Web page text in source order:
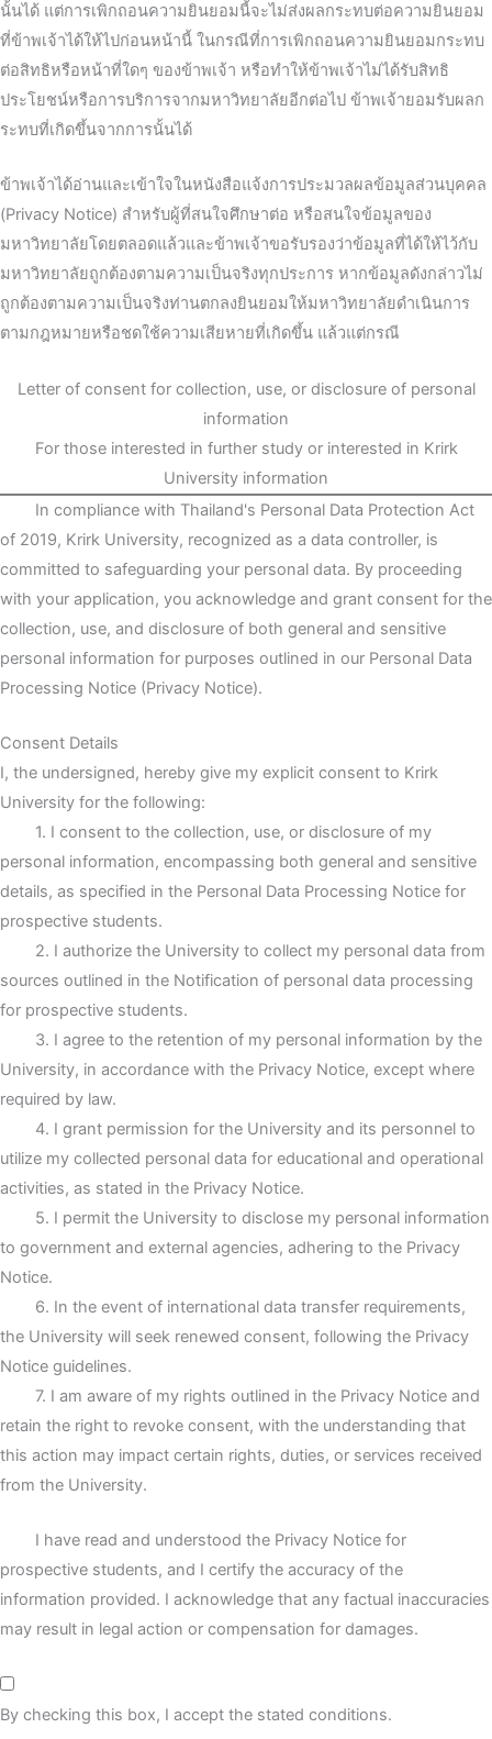
นั้นได้ แต่การเพิกถอนความยินยอมนี้จะไม่ส่งผลกระทบต่อความยินยอม
ที่ข้าพเจ้าได้ให้ไปก่อนหน้านี้ ในกรณีที่การเพิกถอนความยินยอมกระทบ
ต่อสิทธิหรือหน้าที่ใดๆ ของข้าพเจ้า หรือทำให้ข้าพเจ้าไม่ได้รับสิทธิ
ประโยชน์หรือการบริการจากมหาวิทยาลัยอีกต่อไป ข้าพเจ้ายอมรับผลก
ระทบที่เกิดขึ้นจากการนั้นได้
ข้าพเจ้าได้อ่านและเข้าใจในหนังสือแจ้งการประมวลผลข้อมูลส่วนบุคคล
(Privacy Notice) สำหรับผู้ที่สนใจศึกษาต่อ หรือสนใจข้อมูลของ
มหาวิทยาลัยโดยตลอดแล้วและข้าพเจ้าขอรับรองว่าข้อมูลที่ได้ให้ไว้กับ
มหาวิทยาลัยถูกต้องตามความเป็นจริงทุกประการ หากข้อมูลดังกล่าวไม่
ถูกต้องตามความเป็นจริงท่านตกลงยินยอมให้มหาวิทยาลัยดำเนินการ
ตามกฎหมายหรือชดใช้ความเสียหายที่เกิดขึ้น แล้วแต่กรณี
Letter of consent for collection, use, or disclosure of personal
information
For those interested in further study or interested in Krirk
University information
In compliance with Thailand's Personal Data Protection Act
of 2019, Krirk University, recognized as a data controller, is
committed to safeguarding your personal data. By proceeding
with your application, you acknowledge and grant consent for the
collection, use, and disclosure of both general and sensitive
personal information for purposes outlined in our Personal Data
Processing Notice (Privacy Notice).
Consent Details
I, the undersigned, hereby give my explicit consent to Krirk
University for the following:
1. I consent to the collection, use, or disclosure of my
personal information, encompassing both general and sensitive
details, as specified in the Personal Data Processing Notice for
prospective students.
2. I authorize the University to collect my personal data from
sources outlined in the Notification of personal data processing
for prospective students.
3. I agree to the retention of my personal information by the
University, in accordance with the Privacy Notice, except where
required by law.
4. I grant permission for the University and its personnel to
utilize my collected personal data for educational and operational
activities, as stated in the Privacy Notice.
5. I permit the University to disclose my personal information
to government and external agencies, adhering to the Privacy
Notice.
6. In the event of international data transfer requirements,
the University will seek renewed consent, following the Privacy
Notice guidelines.
7. I am aware of my rights outlined in the Privacy Notice and
retain the right to revoke consent, with the understanding that
this action may impact certain rights, duties, or services received
from the University.
I have read and understood the Privacy Notice for
prospective students, and I certify the accuracy of the
information provided. I acknowledge that any factual inaccuracies
may result in legal action or compensation for damages.
By checking this box, I accept the stated conditions.